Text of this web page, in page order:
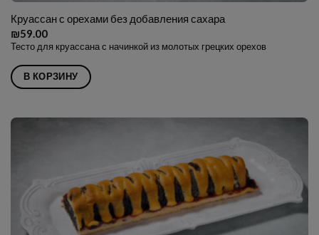
Круассан с орехами без добавления сахара
₪59.00
Тесто для круассана с начинкой из молотых грецких орехов
В КОРЗИНУ